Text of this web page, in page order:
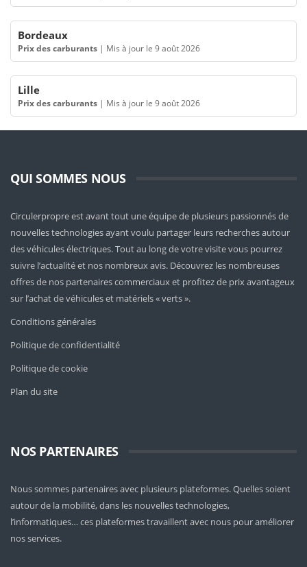
Bordeaux
Prix des carburants | Mis à jour le 9 août 2026
Lille
Prix des carburants | Mis à jour le 9 août 2026
QUI SOMMES NOUS
Circulerpropre est avant tout une équipe de plusieurs passionnés de
nouvelles technologies ayant voulu partager leurs recherches autour
des véhicules électriques. Tout au long de votre visite vous pourrez
suivre l’actualité et nos nombreux avis. Découvrez les nombreuses
offres de nos partenaires commerciaux et profitez de prix avantageux
sur l’achat de véhicules et matériels « verts ».
Conditions générales
Politique de confidentialité
Politique de cookie
Plan du site
NOS PARTENAIRES
Nous sommes partenaires avec plusieurs plateformes. Quelles soient
autour de la mobilité, dans les nouvelles technologies,
l’informatiques… ces plateformes travaillent avec nous pour améliorer
nos services.